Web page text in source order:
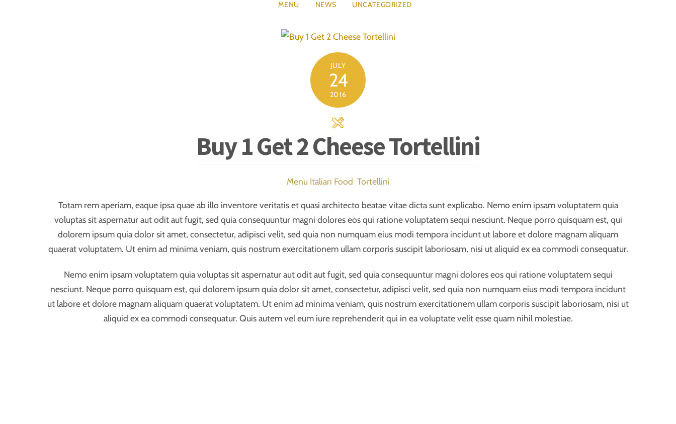
MENU NEWS UNCATEGORIZED
JULY
24
2016
Buy 1 Get 2 Cheese Tortellini
Menu Italian Food Tortellini
Totam rem aperiam, eaque ipsa quae ab illo inventore veritatis et quasi architecto beatae vitae dicta sunt explicabo. Nemo enim ipsam voluptatem quia
voluptas sit aspernatur aut odit aut fugit, sed quia consequuntur magni dolores eos qui ratione voluptatem sequi nesciunt. Neque porro quisquam est, qui
dolorem ipsum quia dolor sit amet, consectetur, adipisci velit, sed quia non numquam eius modi tempora incidunt ut labore et dolore magnam aliquam
quaerat voluptatem. Ut enim ad minima veniam, quis nostrum exercitationem ullam corporis suscipit laboriosam, nisi ut aliquid ex ea commodi consequatur.
Nemo enim ipsam voluptatem quia voluptas sit aspernatur aut odit aut fugit, sed quia consequuntur magni dolores eos qui ratione voluptatem sequi
nesciunt. Neque porro quisquam est, qui dolorem ipsum quia dolor sit amet, consectetur, adipisci velit, sed quia non numquam eius modi tempora incidunt
ut labore et dolore magnam aliquam quaerat voluptatem. Ut enim ad minima veniam, quis nostrum exercitationem ullam corporis suscipit laboriosam, nisi ut
aliquid ex ea commodi consequatur. Quis autem vel eum iure reprehenderit qui in ea voluptate velit esse quam nihil molestiae.